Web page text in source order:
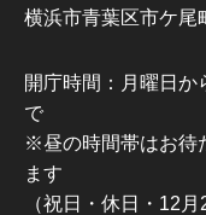
横浜市青葉区市ケ尾
開庁時間：月曜日か
で
※昼の時間帯はお待
ます
（祝日・休日・12